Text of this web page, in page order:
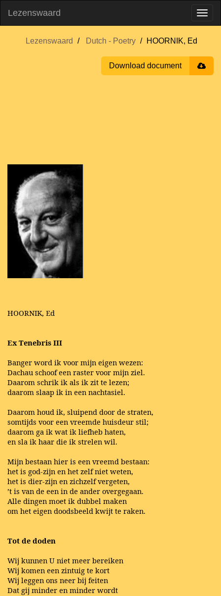
Lezenswaard
Lezenswaard Dutch - Poetry HOORNIK, Ed
Download document
HOORNIK, Ed
Ex Tenebris III
Banger word ik voor mijn eigen wezen:
Dachau schoof een raster voor mijn ziel.
Daarom schrik ik als ik zit te lezen;
daarom slaap ik in een nachtasiel.
Daarom houd ik, sluipend door de straten,
somtijds voor een vreemde huisdeur stil;
daarom ga ik wat ik liefheb haten,
en sla ik haar die ik strelen wil.
Mijn bestaan hier is een vreemd bestaan:
het is god-zijn en het zelf niet weten,
het is dier-zijn en zichzelf vergeten,
’t is van de een in de ander overgegaan.
Alle dingen moet ik dubbel maken
om het eigen doodsbeeld kwijt te raken.
Tot de doden
Wij kunnen U niet meer bereiken
Wij komen een zintuig te kort
Wij leggen ons neer bij feiten
Dat gij minder en minder wordt